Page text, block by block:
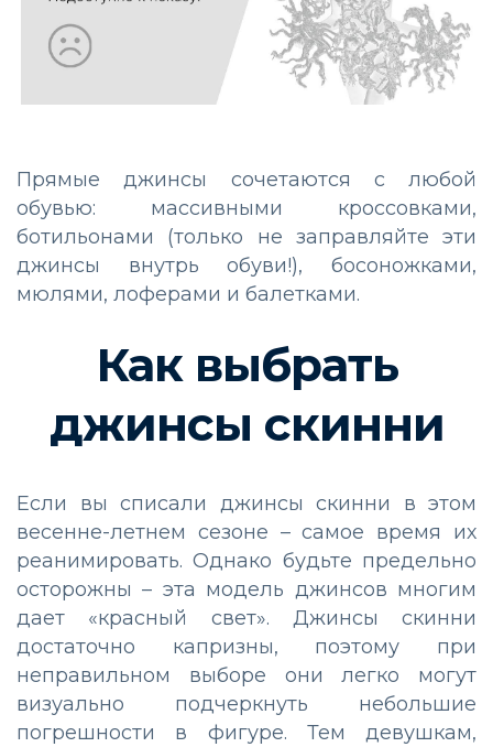
Прямые джинсы сочетаются с любой
обувью: массивными кроссовками,
ботильонами (только не заправляйте эти
джинсы внутрь обуви!), босоножками,
мюлями, лоферами и балетками.
Как выбрать
джинсы скинни
Если вы списали джинсы скинни в этом
весенне-летнем сезоне – самое время их
реанимировать. Однако будьте предельно
осторожны – эта модель джинсов многим
дает «красный свет». Джинсы скинни
достаточно капризны, поэтому при
неправильном выборе они легко могут
визуально подчеркнуть небольшие
погрешности в фигуре. Тем девушкам,